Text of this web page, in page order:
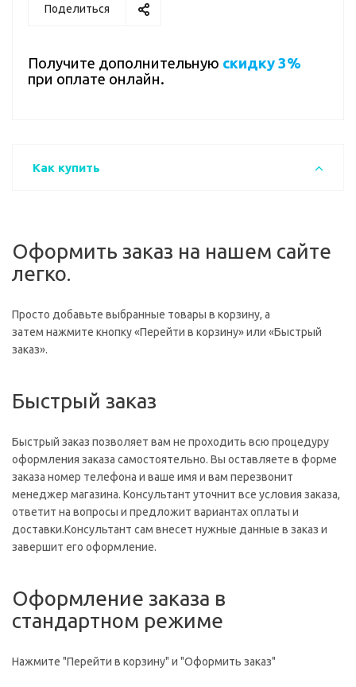
Поделиться
Получите дополнительную скидку 3%
при оплате онлайн.
Как купить
Оформить заказ на нашем сайте
легко.
Просто добавьте выбранные товары в корзину, а
затем нажмите кнопку «Перейти в корзину» или «Быстрый
заказ».
Быстрый заказ
Быстрый заказ позволяет вам не проходить всю процедуру
оформления заказа самостоятельно. Вы оставляете в форме
заказа номер телефона и ваше имя и вам перезвонит
менеджер магазина. Консультант уточнит все условия заказа,
ответит на вопросы и предложит вариантах оплаты и
доставки.Консультант сам внесет нужные данные в заказ и
завершит его оформление.
Оформление заказа в
стандартном режиме
Нажмите "Перейти в корзину" и "Оформить заказ"